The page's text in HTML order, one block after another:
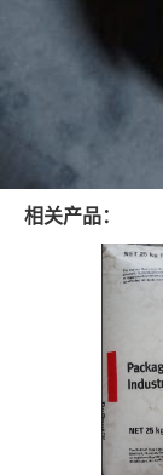
相关产品：